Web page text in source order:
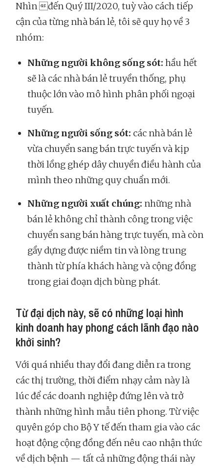
Nhìn đến Quý III/2020, tuỳ vào cách tiếp
cận của từng nhà bán lẻ, tôi sẽ quy họ về 3
nhóm:
Những người không sống sót: hầu hết
sẽ là các nhà bán lẻ truyền thống, phụ
thuộc lớn vào mô hình phân phối ngoại
tuyến.
Những người sống sót: các nhà bán lẻ
vừa chuyển sang bán trực tuyến và kịp
thời lồng ghép dây chuyền điều hành của
mình theo những quy chuẩn mới.
Những người xuất chúng: những nhà
bán lẻ không chỉ thành công trong việc
chuyển sang bán hàng trực tuyến, mà còn
gầy dựng được niềm tin và lòng trung
thành từ phía khách hàng và cộng đồng
trong giai đoạn dịch bùng phát.
Từ đại dịch này, sẽ có những loại hình
kinh doanh hay phong cách lãnh đạo nào
khởi sinh?
Với quá nhiều thay đổi đang diễn ra trong
các thị trường, thời điểm nhạy cảm này là
lúc để các doanh nghiệp đứng lên và trở
thành những hình mẫu tiên phong. Từ việc
quyên góp cho Bộ Y tế đến tham gia vào các
hoạt động cộng đồng đến nêu cao nhận thức
về dịch bệnh — tất cả những động thái này